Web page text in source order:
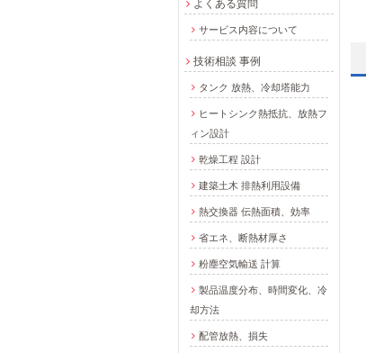
よくある質問
サービス内容について
技術相談 事例
タンク 放熱、冷却塔能力
ヒートシンク熱抵抗、放熱フ
ィン設計
乾燥工程 設計
建築土木 排熱利用設備
熱交換器 伝熱面積、効率
省エネ、断熱材厚さ
粉塵空気輸送 計算
製品温度分布、時間変化、冷
却方法
配管放熱、損失